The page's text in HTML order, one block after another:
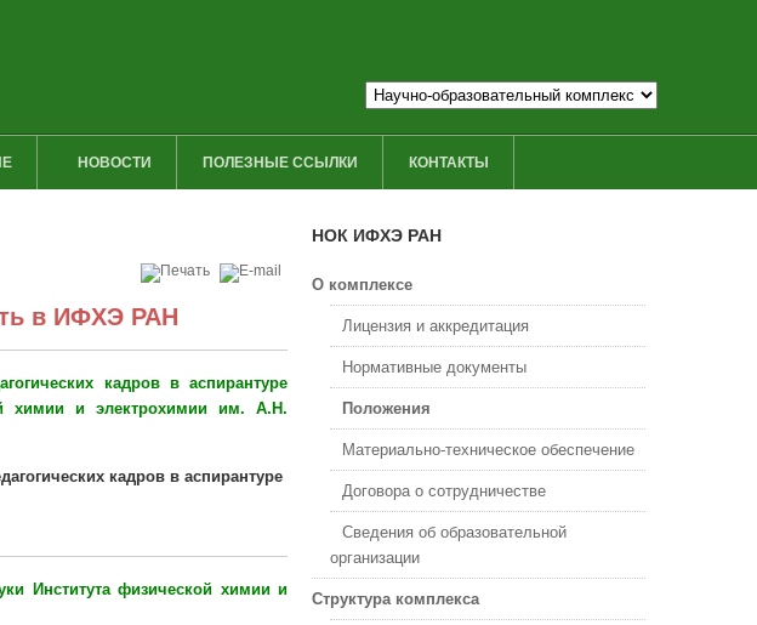
НОВОСТИ ПОЛЕЗНЫЕ ССЫЛКИ КОНТАКТЫ
в ИФХЭ РАН
кадров в аспирантуре
химии и электрохимии им. А.Н.
Института физической химии и
НОК ИФХЭ РАН
О комплексе
Лицензия и аккредитация
Нормативные документы
Положения
Материально-техническое обеспечение
Договора о сотрудничестве
Сведения об образовательной
организации
Cтруктура комплекса